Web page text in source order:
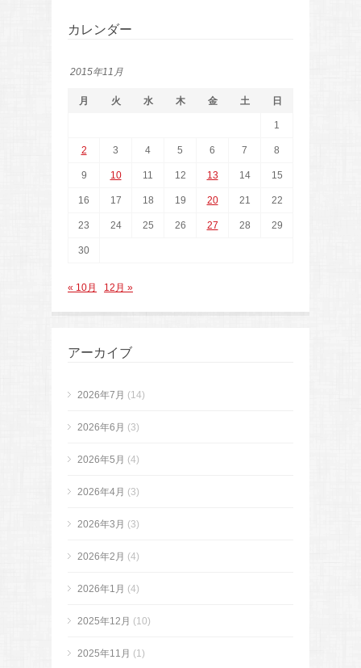
カレンダー
2015年11月
月 火 水 木 金 土 日
1
2 3 4 5 6 7 8
9 10 11 12 13 14 15
16 17 18 19 20 21 22
23 24 25 26 27 28 29
30
« 10月 12月 »
アーカイブ
2026年7月 (14)
2026年6月 (3)
2026年5月 (4)
2026年4月 (3)
2026年3月 (3)
2026年2月 (4)
2026年1月 (4)
2025年12月 (10)
2025年11月 (1)